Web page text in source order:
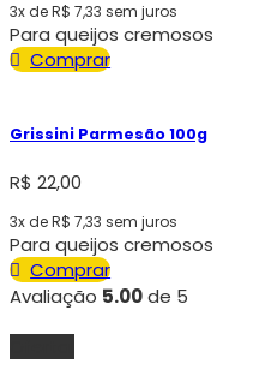
3x deR$ 7,33 sem juros
Para queijos cremosos
Comprar
Grissini Parmesão 100g
R$ 22,00
3x deR$ 7,33 sem juros
Para queijos cremosos
Comprar
Avaliação 5.00de 5